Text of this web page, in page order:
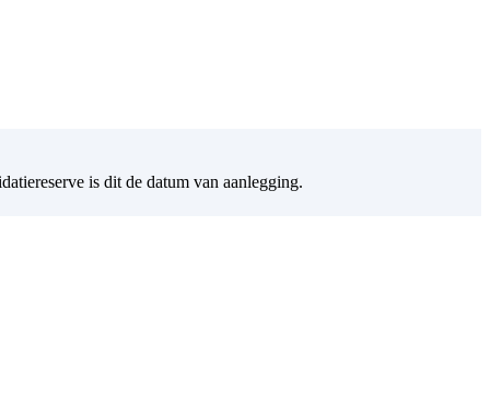
is dit de datum van aanlegging.